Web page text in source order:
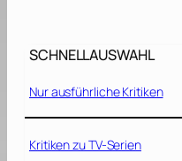
SCHNELLAUSWAHL
Nur ausführliche Kritiken
Kritiken zu TV-Serien